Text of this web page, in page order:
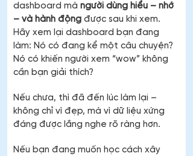
dashboard mà người dùng hiểu – nhớ
– và hành động được sau khi xem.
Hãy xem lại dashboard bạn đang
làm: Nó có đang kể một câu chuyện?
Nó có khiến người xem “wow” không
cần bạn giải thích?
Nếu chưa, thì đã đến lúc làm lại –
không chỉ vì đẹp, mà vì dữ liệu xứng
đáng được lắng nghe rõ ràng hơn.
Nếu bạn đang muốn học cách xây